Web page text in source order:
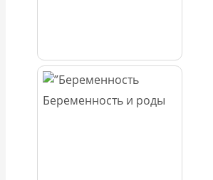
Беременность и роды